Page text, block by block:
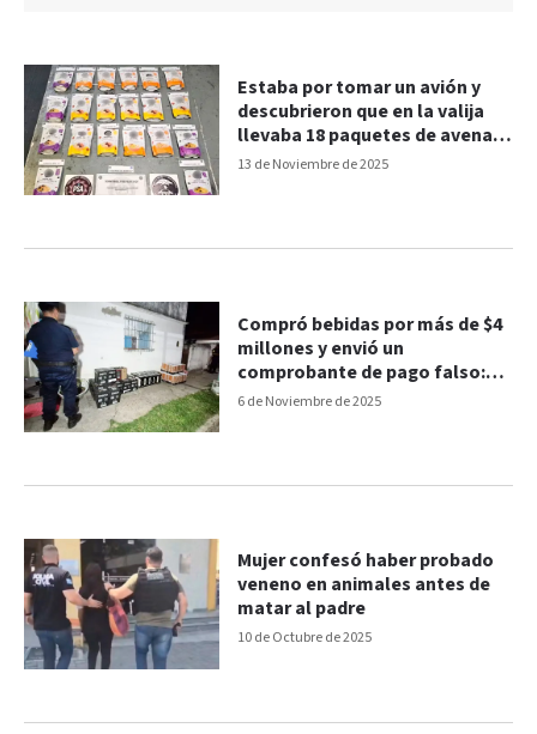
13 de Noviembre de 2025
Estaba por tomar un avión y
descubrieron que en la valija
llevaba 18 paquetes de avena
cargados de cocaína
6 de Noviembre de 2025
Compró bebidas por más de $4
millones y envió un
comprobante de pago falso:
una mujer detenida
10 de Octubre de 2025
Mujer confesó haber probado
veneno en animales antes de
matar al padre